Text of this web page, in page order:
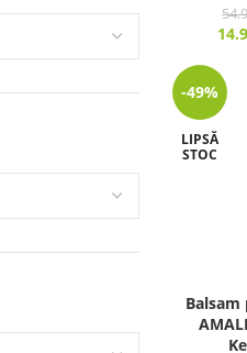
-49%
LIPSĂ
STOC